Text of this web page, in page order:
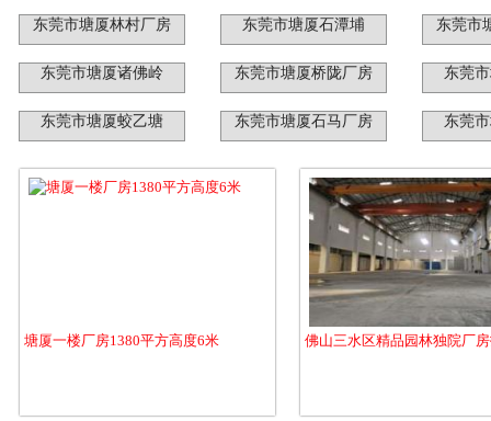
东莞市塘厦林村厂房 东莞市塘厦石潭埔 东莞市
东莞市塘厦诸佛岭 东莞市塘厦桥陇厂房 东莞
东莞市塘厦蛟乙塘 东莞市塘厦石马厂房 东莞
塘厦一楼厂房1380平方高度6米 佛山三水区精品园林独院厂